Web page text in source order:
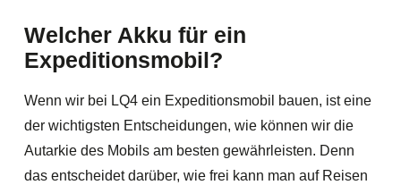
Welcher Akku für ein
Expeditionsmobil?
Wenn wir bei LQ4 ein Expeditionsmobil bauen, ist eine
der wichtigsten Entscheidungen, wie können wir die
Autarkie des Mobils am besten gewährleisten. Denn
das entscheidet darüber, wie frei kann man auf Reisen